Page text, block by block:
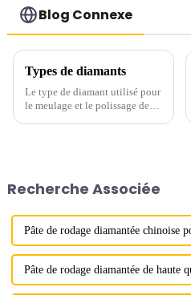
Blog Connexe
Types de diamants
Le type de diamant utilisé pour
le meulage et le polissage des
synthétiques.
Recherche Associée
Pâte de rodage diamantée chinoise
Pâte de rodage diamantée de haute